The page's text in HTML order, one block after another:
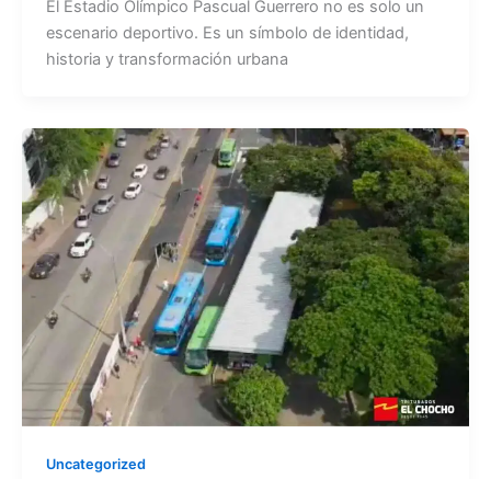
El Estadio Olímpico Pascual Guerrero no es solo un
escenario deportivo. Es un símbolo de identidad,
historia y transformación urbana
Uncategorized